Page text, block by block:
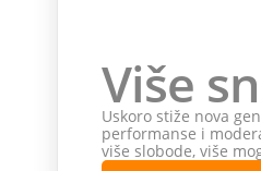
Više
Uskoro stiže nova
performanse i
više slobode, više